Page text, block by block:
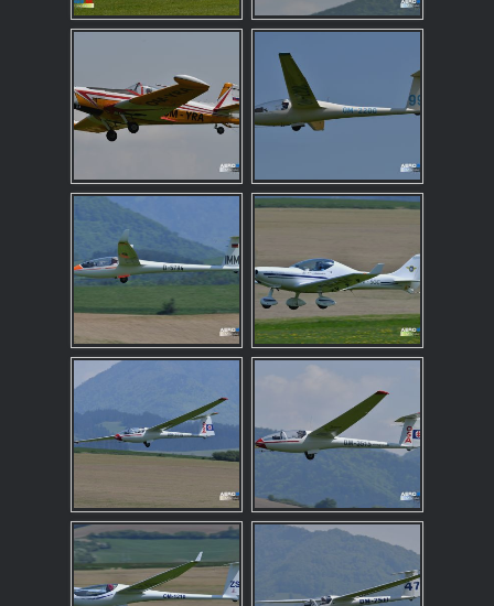
from the
Marketing
Zdieľaním
a správania
počas návštevy
našej stránky
zvyšujete šancu
na zobrazenie
prispôsobeného
obsahu a ponúk.